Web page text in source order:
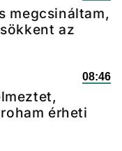
megcsináltam,
az
08:46
érheti